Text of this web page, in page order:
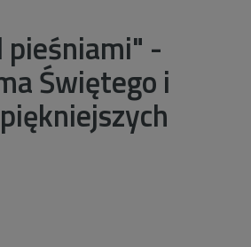
pieśniami" -
Świętego i